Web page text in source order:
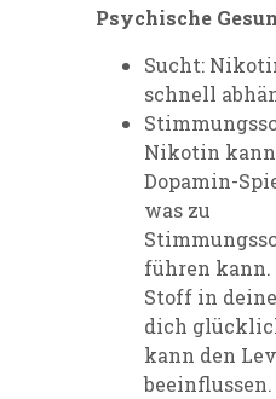
Psychische
Sucht:
schnell
Nikotin
Dopamin-
was zu
führen kann.
Stoff in
dich
kann den
beeinflussen.